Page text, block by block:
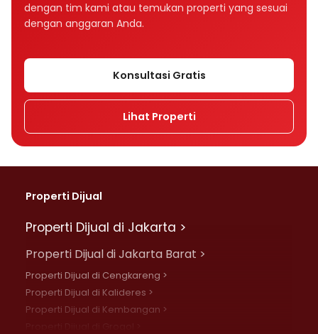
dengan tim kami atau temukan properti yang sesuai
dengan anggaran Anda.
Konsultasi Gratis
Lihat Properti
Properti Dijual
Properti Dijual di Jakarta >
Properti Dijual di Jakarta Barat >
Properti Dijual di Cengkareng >
Properti Dijual di Kalideres >
Properti Dijual di Kembangan >